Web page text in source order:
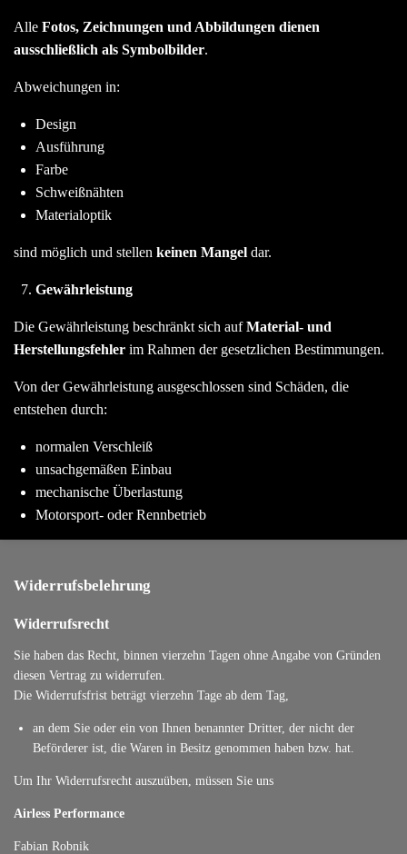
Alle Fotos, Zeichnungen und Abbildungen dienen
ausschließlich als Symbolbilder.
Abweichungen in:
Design
Ausführung
Farbe
Schweißnähten
Materialoptik
sind möglich und stellen keinen Mangel dar.
Gewährleistung
Die Gewährleistung beschränkt sich aufMaterial- und
Herstellungsfehler im Rahmen der gesetzlichen Bestimmungen.
Von der Gewährleistung ausgeschlossen sind Schäden, die
entstehen durch:
normalen Verschleiß
unsachgemäßen Einbau
mechanische Überlastung
Motorsport- oder Rennbetrieb
Widerrufsbelehrung
Widerrufsrecht
Sie haben das Recht, binnen vierzehn Tagen ohne Angabe von Gründen
diesen Vertrag zu widerrufen.
Die Widerrufsfrist beträgt vierzehn Tage ab dem Tag,
an dem Sie oder ein von Ihnen benannter Dritter, der nicht der
Beförderer ist, die Waren in Besitz genommen haben bzw. hat.
Um Ihr Widerrufsrecht auszuüben, müssen Sie uns
Airless Performance
Fabian Robnik